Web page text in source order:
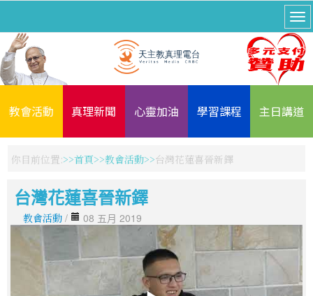
教會活動 真理新聞 心靈加油 學習課程 主日講道
你目前位置: 首頁 教會活動 台灣花蓮喜晉新鐸
台灣花蓮喜晉新鐸
教會活動 / 08 五月 2019